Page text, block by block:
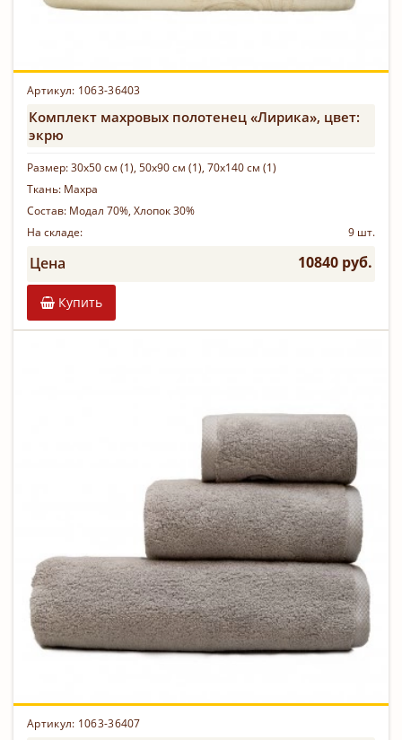
Артикул: 1063-36403
Комплект махровых полотенец «Лирика», цвет:
экрю
Размер:30х50 см (1), 50х90 см (1), 70х140 см (1)
Ткань: Махра
Состав: Модал 70%, Хлопок 30%
На складе:
9 шт.
Цена 10840 руб.
Купить
Артикул: 1063-36407